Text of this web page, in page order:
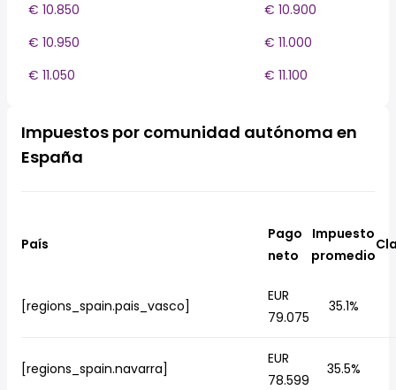
€ 10.850
€ 10.900
€ 10.950
€ 11.000
€ 11.050
€ 11.100
Impuestos por comunidad autónoma en
España
País
Pago
neto
Impuesto
promedio
[regions_spain.pais_vasco]
EUR
79.075
35.1%
[regions_spain.navarra]
EUR
78.599
35.5%